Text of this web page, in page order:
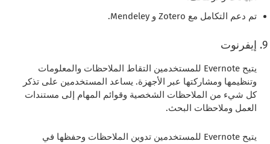
تم دعم التكامل مع Zotero و Mendeley.
إيفرنوت
يتيح Evernote للمستخدمين التقاط الملاحظات والمعلومات
وتنظيمها ومشاركتها عبر الأجهزة. يساعد المستخدمين على تذكر
كل شيء من الملاحظات الشخصية وقوائم المهام إلى مستندات
العمل وملاحظات البحث.
يتيح Evernote للمستخدمين تدوين الملاحظات وحفظها في